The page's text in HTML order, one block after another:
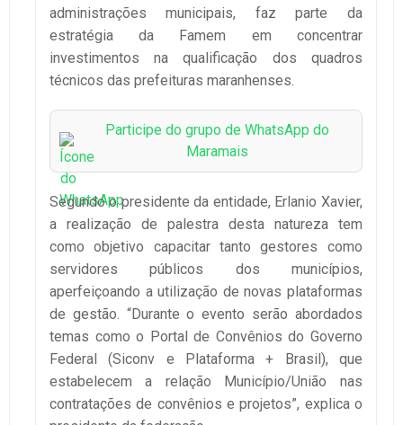
administrações municipais, faz parte da
estratégia da Famem em concentrar
investimentos na qualificação dos quadros
técnicos das prefeituras maranhenses.
Participe do grupo de WhatsApp do
Maramais
Segundo o presidente da entidade, Erlanio Xavier,
a realização de palestra desta natureza tem
como objetivo capacitar tanto gestores como
servidores públicos dos municípios,
aperfeiçoando a utilização de novas plataformas
de gestão. “Durante o evento serão abordados
temas como o Portal de Convênios do Governo
Federal (Siconv e Plataforma + Brasil), que
estabelecem a relação Município/União nas
contratações de convênios e projetos”, explica o